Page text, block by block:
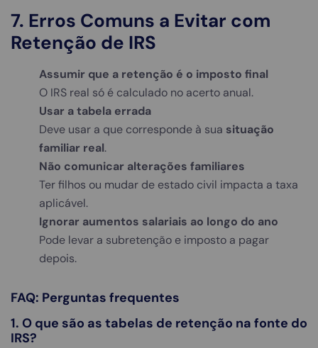
7. Erros Comuns a Evitar com
Retenção de IRS
Assumir que a retenção é o imposto final
O IRS real só é calculado no acerto anual.
Usar a tabela errada
Deve usar a que corresponde à sua situação
familiar real.
Não comunicar alterações familiares
Ter filhos ou mudar de estado civil impacta a taxa
aplicável.
Ignorar aumentos salariais ao longo do ano
Pode levar a subretenção e imposto a pagar
depois.
FAQ: Perguntas frequentes
1. O que são as tabelas de retenção na fonte do
IRS?